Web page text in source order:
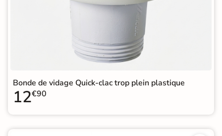
Bonde de vidage Quick-clac trop plein plastique
12€90